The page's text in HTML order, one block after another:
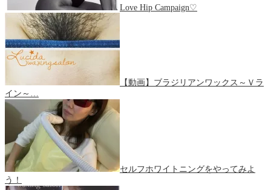
Love Hip Campaign♡
【動画】ブラジリアンワックス～Ｖラ
イン～…
セルフホワイトニングをやってみよ
う！